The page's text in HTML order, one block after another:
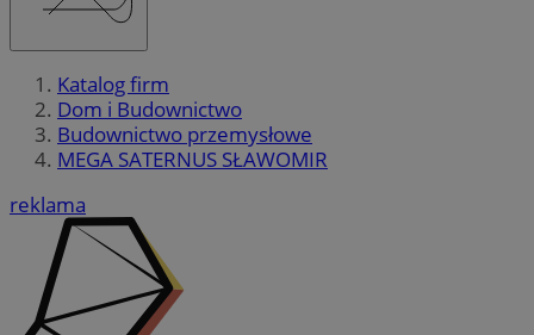
Katalog firm
Dom i Budownictwo
Budownictwo przemysłowe
MEGA SATERNUS SŁAWOMIR
reklama